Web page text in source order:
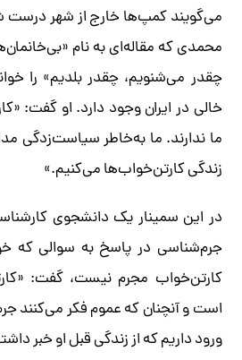
می‌گویند کمپ‌ها خارج از شهر
محمدی که مقاله‌ای به نام
خالی در ایران وجود دارد. او گفت:
ما ندارند. ما به‌خاطر سیاست‌زدگی
زندگی کارتن‌خواب‌ها می‌کنیم.»
در این سمینار یک دانشجوی
جرم‌شناسی در پاسخ به سوالی که
کارتن‌خواب مجرم نیست، گفت:
است و آنچنان که عموم فکر می‌کنند
ورود داریم که از زندگی قبل او خبر